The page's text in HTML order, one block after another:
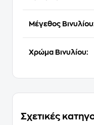
Μέγεθος
Χρώμα Βινυλίου:
Σχετικές